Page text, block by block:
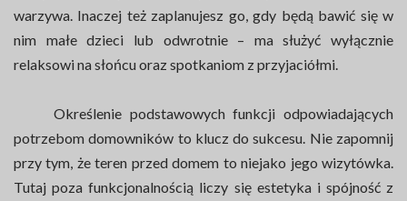
warzywa. Inaczej też zaplanujesz go, gdy będą bawić się w
nim małe dzieci lub odwrotnie – ma służyć wyłącznie
relaksowi na słońcu oraz spotkaniom z przyjaciółmi.
Określenie podstawowych funkcji odpowiadających
potrzebom domowników to klucz do sukcesu. Nie zapomnij
przy tym, że teren przed domem to niejako jego wizytówka.
Tutaj poza funkcjonalnością liczy się estetyka i spójność z